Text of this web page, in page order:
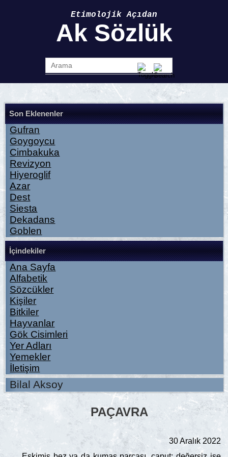
Ak Sözlük
Etimolojik Açıdan
Son Eklenenler
Gufran
Goygoycu
Cimbakuka
Revizyon
Hiyeroglif
Azar
Dest
Siesta
Dekadans
Goblen
İçindekiler
Ana Sayfa
Alfabetik
Sözcükler
Kişiler
Bitkiler
Hayvanlar
Gök Cisimleri
Yer Adları
Yemekler
İletişim
Bilal Aksoy
PAÇAVRA
30 Aralık 2022